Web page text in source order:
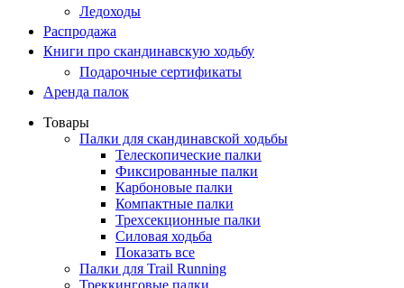
Ледоходы
Распродажа
Книги про скандинавскую ходьбу
Подарочные сертификаты
Аренда палок
Товары
Палки для скандинавской ходьбы
Телескопические палки
Фиксированные палки
Карбоновые палки
Компактные палки
Трехсекционные палки
Силовая ходьба
Показать все
Палки для Trail Running
Треккинговые палки